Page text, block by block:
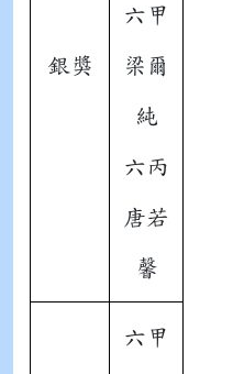
銀獎
六甲
梁爾
純
六丙
唐若
馨
六甲